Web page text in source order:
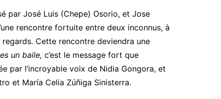
par José Luis (Chepe) Osorio, et Jose
rencontre fortuite entre deux inconnus, à
Cette rencontre deviendra une
un baile, c’est le message fort que
par l’incroyable voix de Nidia Gongora, et
et María Celia Zúñiga Sinisterra.